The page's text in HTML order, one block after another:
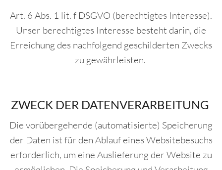
Art. 6 Abs. 1 lit. f DSGVO (berechtigtes Interesse).
Unser berechtigtes Interesse besteht darin, die
Erreichung des nachfolgend geschilderten Zwecks
zu gewährleisten.
ZWECK DER DATENVERARBEITUNG
Die vorübergehende (automatisierte) Speicherung
der Daten ist für den Ablauf eines Websitebesuchs
erforderlich, um eine Auslieferung der Website zu